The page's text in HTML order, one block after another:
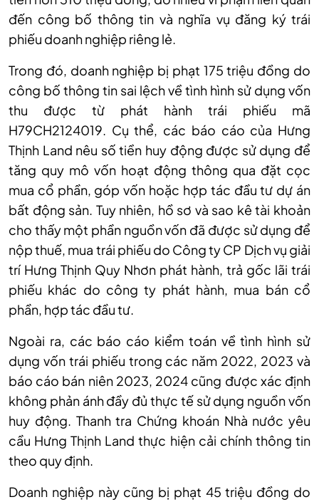
đến công bố thông tin và nghĩa vụ đăng ký trái
phiếu doanh nghiệp riêng lẻ.
Trong đó, doanh nghiệp bị phạt 175 triệu đồng do
công bố thông tin sai lệch về tình hình sử dụng vốn
thu được từ phát hành trái phiếu mã
H79CH2124019. Cụ thể, các báo cáo của Hưng
Thịnh Land nêu số tiền huy động được sử dụng để
tăng quy mô vốn hoạt động thông qua đặt cọc
mua cổ phần, góp vốn hoặc hợp tác đầu tư dự án
bất động sản. Tuy nhiên, hồ sơ và sao kê tài khoản
cho thấy một phần nguồn vốn đã được sử dụng để
nộp thuế, mua trái phiếu do Công ty CP Dịch vụ giải
trí Hưng Thịnh Quy Nhơn phát hành, trả gốc lãi trái
phiếu khác do công ty phát hành, mua bán cổ
phần, hợp tác đầu tư.
Ngoài ra, các báo cáo kiểm toán về tình hình sử
dụng vốn trái phiếu trong các năm 2022, 2023 và
báo cáo bán niên 2023, 2024 cũng được xác định
không phản ánh đầy đủ thực tế sử dụng nguồn vốn
huy động. Thanh tra Chứng khoán Nhà nước yêu
cầu Hưng Thịnh Land thực hiện cải chính thông tin
theo quy định.
Doanh nghiệp này cũng bị phạt 45 triệu đồng do